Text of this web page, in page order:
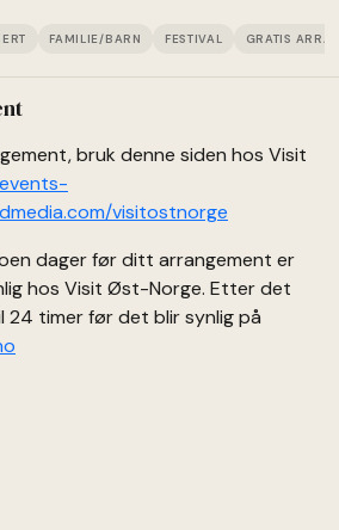
FAMILIE/BARN FESTIVAL GRATIS
bruk denne siden hos Visit
visitostnorge
dager før ditt arrangement er
hos Visit Øst-Norge. Etter det
24 timer før det blir synlig på